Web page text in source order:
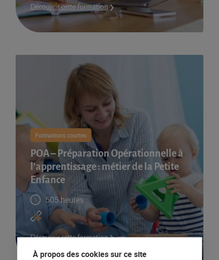
Découvrir cette formation
Formations courtes
POA – Préparation Opérationnelle à
l’apprentissage : métier de la Petite
Enfance
505 heures
Découvrir cette formation
À propos des cookies sur ce site